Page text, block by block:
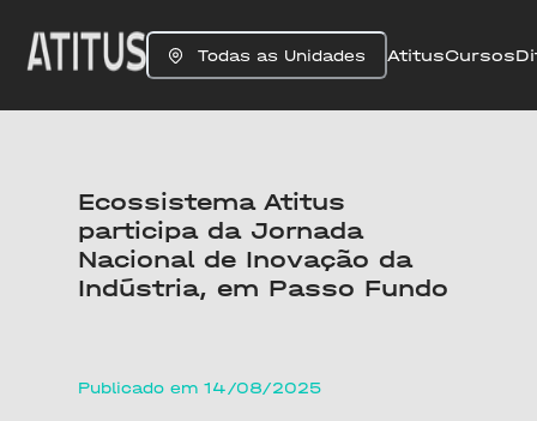
Todas as Unidades AtitusCursos
Ecossistema Atitus
participa da Jornada
Nacional de Inovação da
Indústria, em Passo Fundo
Publicado em 14/08/2025